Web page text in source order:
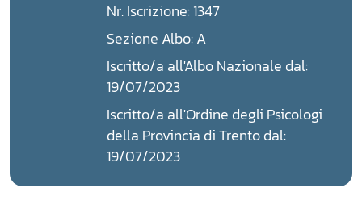
Nr. Iscrizione: 1347
Sezione Albo: A
Iscritto/a all'Albo Nazionale dal:
19/07/2023
Iscritto/a all'Ordine degli Psicologi
della Provincia di Trento dal:
19/07/2023